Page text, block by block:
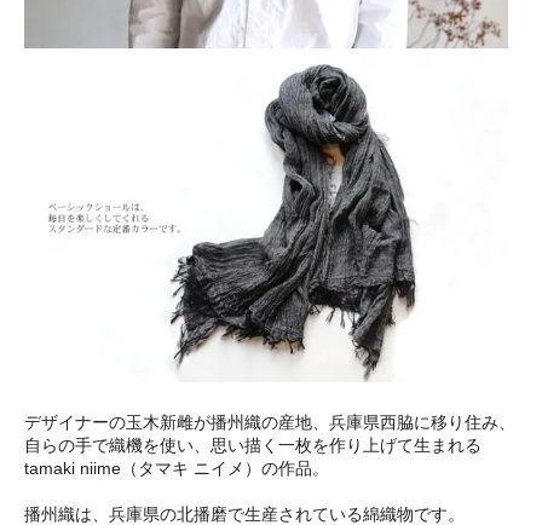
デザイナーの玉木新雌が播州織の産地、兵庫県西脇に移り住み、
自らの手で織機を使い、思い描く一枚を作り上げて生まれる
tamaki niime（タマキ ニイメ）の作品。
播州織は、兵庫県の北播磨で生産されている綿織物です。